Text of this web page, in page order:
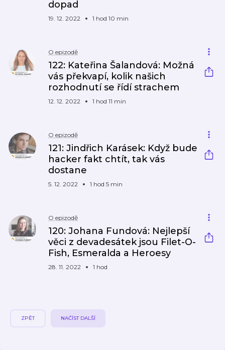
dopad
19. 12. 2022 1 hod 10 min
O epizodě
122: Kateřina Šalandová: Možná
vás překvapí, kolik našich
rozhodnutí se řídí strachem
12. 12. 2022 1 hod 11 min
O epizodě
121: Jindřich Karásek: Když bude
hacker fakt chtít, tak vás
dostane
5. 12. 2022 1 hod 5 min
O epizodě
120: Johana Fundová: Nejlepší
věci z devadesátek jsou Filet-O-
Fish, Esmeralda a Heroesy
28. 11. 2022 1 hod
ZPĚT NAČÍST DALŠÍ